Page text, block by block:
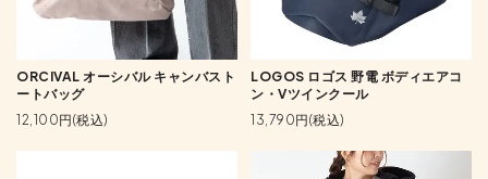
ORCIVAL オーシバル キャンバスト
ートバッグ
12,100円(税込)
LOGOS ロゴス 野電 ボディエアコ
ン・Vツインクール
13,790円(税込)